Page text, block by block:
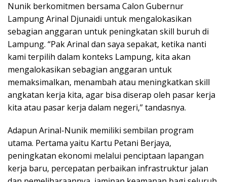
Nunik berkomitmen bersama Calon Gubernur
Lampung Arinal Djunaidi untuk mengalokasikan
sebagian anggaran untuk peningkatan skill buruh di
Lampung. “Pak Arinal dan saya sepakat, ketika nanti
kami terpilih dalam konteks Lampung, kita akan
mengalokasikan sebagian anggaran untuk
memaksimalkan, menambah atau meningkatkan skill
angkatan kerja kita, agar bisa diserap oleh pasar kerja
kita atau pasar kerja dalam negeri,” tandasnya.
Adapun Arinal-Nunik memiliki sembilan program
utama. Pertama yaitu Kartu Petani Berjaya,
peningkatan ekonomi melalui penciptaan lapangan
kerja baru, percepatan perbaikan infrastruktur jalan